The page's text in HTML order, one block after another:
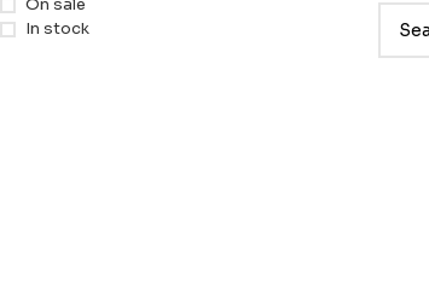
On sale
In stock